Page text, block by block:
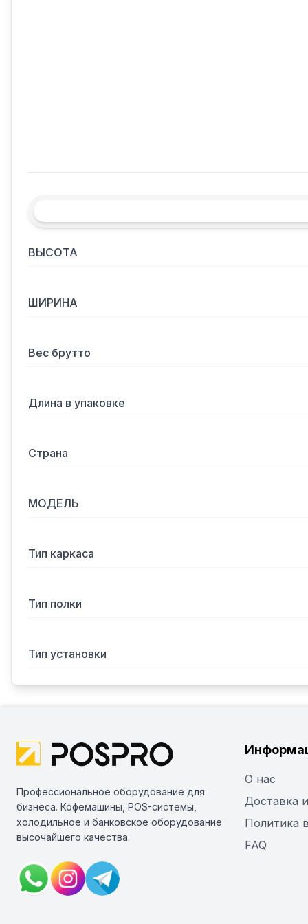
ВЫСОТА
ШИРИНА
Вес брутто
Длина в упаковке
Страна
МОДЕЛЬ
Тип каркаса
Тип полки
Тип установки
Профессиональное оборудование для
бизнеса. Кофемашины, POS-системы,
холодильное и банковское оборудование
высочайшего качества.
О нас
Доставка
Политика
FAQ